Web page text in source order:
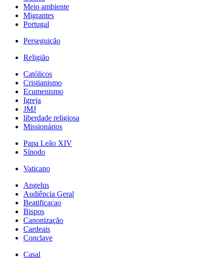
Meio ambiente
Migrantes
Portugal
Perseguição
Religião
Católicos
Cristianismo
Ecumenismo
Igreja
JMJ
liberdade religiosa
Missionários
Papa Leão XIV
Sínodo
Vaticano
Angelus
Audiência Geral
Beatificacao
Bispos
Canonização
Cardeais
Conclave
Casal